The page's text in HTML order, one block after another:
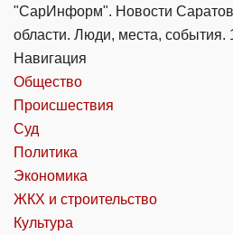
"СарИнформ". Новости
области. Люди, места, события.
Навигация
Общество
Происшествия
Суд
Политика
Экономика
ЖКХ и строительство
Культура